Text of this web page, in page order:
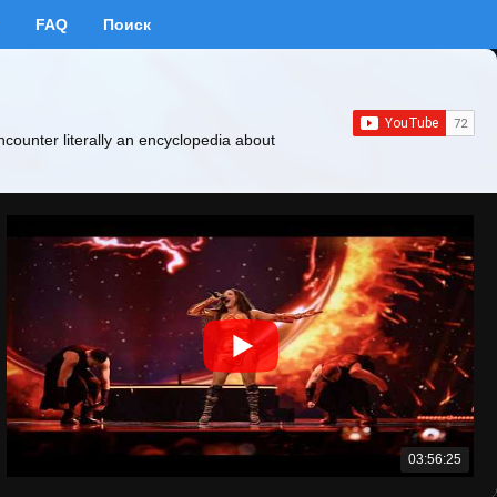
FAQ Поиск
literally an encyclopedia about
03:56:25